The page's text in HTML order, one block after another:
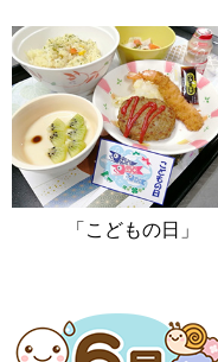
「こどもの日」